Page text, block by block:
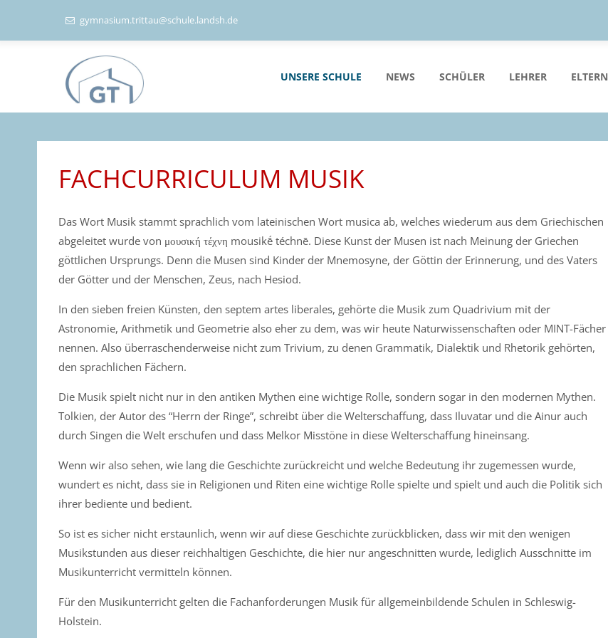
gymnasium.trittau@schule.landsh.de
UNSERE SCHULE NEWS SCHÜLER LEHRER ELTERN
FACHCURRICULUM MUSIK
Das Wort Musik stammt sprachlich vom lateinischen Wort musica ab, welches wiederum aus dem Griechischen
abgeleitet wurde von μουσική τέχνη mousikḗ téchnē. Diese Kunst der Musen ist nach Meinung der Griechen
göttlichen Ursprungs. Denn die Musen sind Kinder der Mnemosyne, der Göttin der Erinnerung, und des Vaters
der Götter und der Menschen, Zeus, nach Hesiod.
In den sieben freien Künsten, den septem artes liberales, gehörte die Musik zum Quadrivium mit der
Astronomie, Arithmetik und Geometrie also eher zu dem, was wir heute Naturwissenschaften oder MINT-Fächer
nennen. Also überraschenderweise nicht zum Trivium, zu denen Grammatik, Dialektik und Rhetorik gehörten,
den sprachlichen Fächern.
Die Musik spielt nicht nur in den antiken Mythen eine wichtige Rolle, sondern sogar in den modernen Mythen.
Tolkien, der Autor des “Herrn der Ringe”, schreibt über die Welterschaffung, dass Iluvatar und die Ainur auch
durch Singen die Welt erschufen und dass Melkor Misstöne in diese Welterschaffung hineinsang.
Wenn wir also sehen, wie lang die Geschichte zurückreicht und welche Bedeutung ihr zugemessen wurde,
wundert es nicht, dass sie in Religionen und Riten eine wichtige Rolle spielte und spielt und auch die Politik sich
ihrer bediente und bedient.
So ist es sicher nicht erstaunlich, wenn wir auf diese Geschichte zurückblicken, dass wir mit den wenigen
Musikstunden aus dieser reichhaltigen Geschichte, die hier nur angeschnitten wurde, lediglich Ausschnitte im
Musikunterricht vermitteln können.
Für den Musikunterricht gelten die Fachanforderungen Musik für allgemeinbildende Schulen in Schleswig-
Holstein.